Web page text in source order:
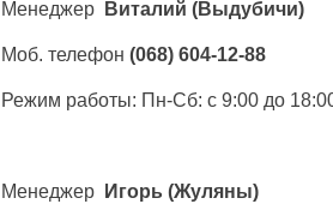
Менеджер Виталий (Выдубичи)
Моб. телефон (068) 604-12-88
Режим работы: Пн-Сб: с 9:00 до
Менеджер Игорь (Жуляны)